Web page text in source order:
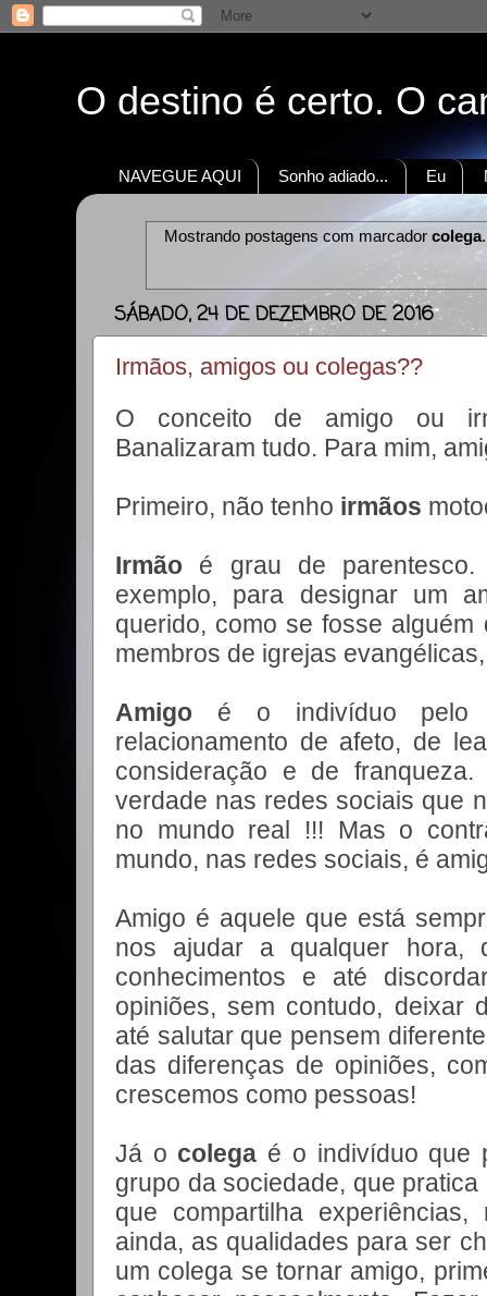
O destino é certo. O
NAVEGUE AQUI Sonho adiado... Eu
Mostrando postagens com marcador colega
SÁBADO, 24 DE DEZEMBRO DE 2016
Irmãos, amigos ou colegas??
O conceito de amigo ou
Banalizaram tudo. Para mim,
Primeiro, não tenho irmãos
Irmão é grau de
exemplo, para designar um
querido, como se fosse
membros de igrejas
Amigo é o indivíduo pelo
relacionamento de afeto, de
consideração e de
verdade nas redes sociais que
no mundo real !!! Mas o
mundo, nas redes sociais, é
Amigo é aquele que está
nos ajudar a qualquer hora,
conhecimentos e até
opiniões, sem contudo, deixar
até salutar que pensem
das diferenças de opiniões,
crescemos como pessoas!
Já o colega é o indivíduo que
grupo da sociedade, que
que compartilha
ainda, as qualidades para ser
um colega se tornar amigo,